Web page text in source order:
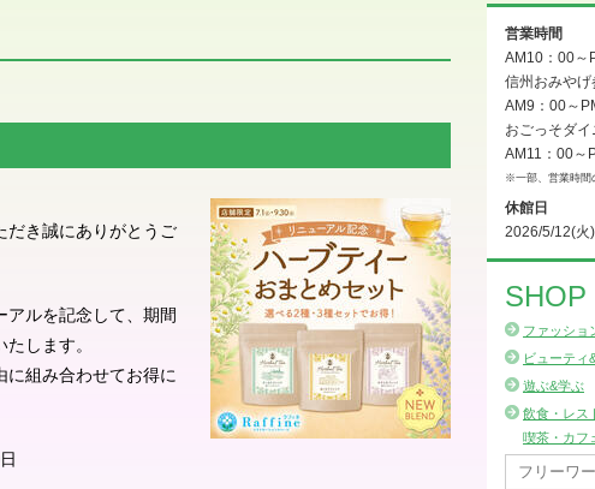
だき誠にありがとうご
アルを記念して、期間
します。
に組み合わせてお得に
日
営業時間
AM10：00～
信州おみやげ
AM9：00～
おごっそダイ
AM11：00～
※一部、営業時間
休館日
2026/5/12(火
SHOP
ファッショ
ビューティ
遊ぶ&学ぶ
飲食・レス
喫茶・カフ